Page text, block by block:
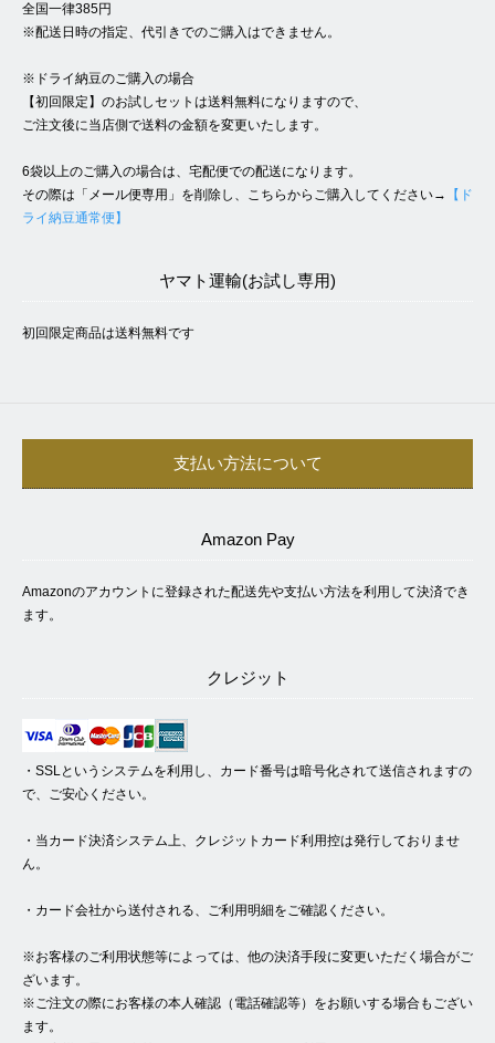
全国一律385円
※配送日時の指定、代引きでのご購入はできません。
※ドライ納豆のご購入の場合
【初回限定】のお試しセットは送料無料になりますので、
ご注文後に当店側で送料の金額を変更いたします。
6袋以上のご購入の場合は、宅配便での配送になります。
その際は「メール便専用」を削除し、こちらからご購入してください→
【ド
ライ納豆通常便】
ヤマト運輸(お試し専用)
初回限定商品は送料無料です
支払い方法について
Amazon Pay
Amazonのアカウントに登録された配送先や支払い方法を利用して決済でき
ます。
クレジット
・SSLというシステムを利用し、カード番号は暗号化されて送信されますの
で、ご安心ください。
・当カード決済システム上、クレジットカード利用控は発行しておりませ
ん。
・カード会社から送付される、ご利用明細をご確認ください。
※お客様のご利用状態等によっては、他の決済手段に変更いただく場合がご
ざいます。
※ご注文の際にお客様の本人確認（電話確認等）をお願いする場合もござい
ます。